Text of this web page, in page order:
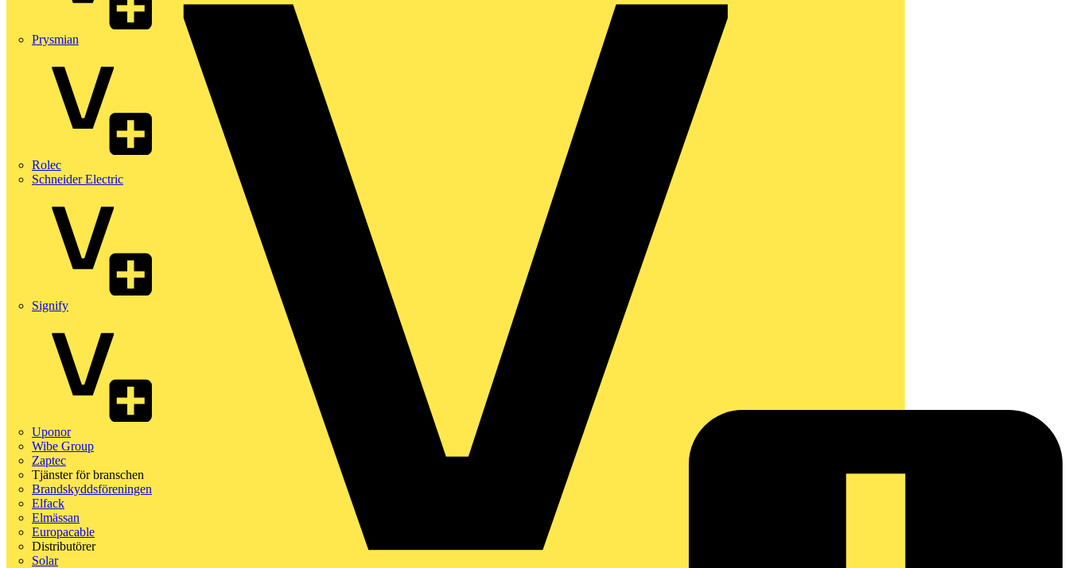
Prysmian
Rolec
Schneider Electric
Signify
Uponor
Wibe Group
Zaptec
Tjänster för branschen
Brandskyddsföreningen
Elfack
Elmässan
Europacable
Distributörer
Solar